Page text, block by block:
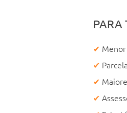
PARA
✔
✔
✔
✔